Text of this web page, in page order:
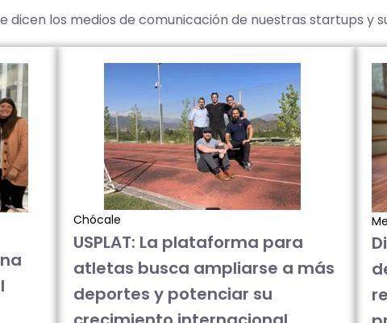
dicen los medios de comunicación de nuestras startups y
Chócale
USPLAT: La plataforma para
atletas busca ampliarse a más
deportes y potenciar su